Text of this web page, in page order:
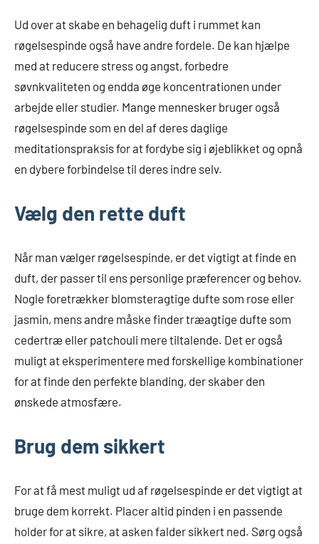
Ud over at skabe en behagelig duft i rummet kan
røgelsespinde også have andre fordele. De kan hjælpe
med at reducere stress og angst, forbedre
søvnkvaliteten og endda øge koncentrationen under
arbejde eller studier. Mange mennesker bruger også
røgelsespinde som en del af deres daglige
meditationspraksis for at fordybe sig i øjeblikket og opnå
en dybere forbindelse til deres indre selv.
Vælg den rette duft
Når man vælger røgelsespinde, er det vigtigt at finde en
duft, der passer til ens personlige præferencer og behov.
Nogle foretrækker blomsteragtige dufte som rose eller
jasmin, mens andre måske finder træagtige dufte som
cedertræ eller patchouli mere tiltalende. Det er også
muligt at eksperimentere med forskellige kombinationer
for at finde den perfekte blanding, der skaber den
ønskede atmosfære.
Brug dem sikkert
For at få mest muligt ud af røgelsespinde er det vigtigt at
bruge dem korrekt. Placer altid pinden i en passende
holder for at sikre, at asken falder sikkert ned. Sørg også